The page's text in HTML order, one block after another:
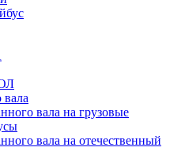
вала на грузовые
вала на отечественный